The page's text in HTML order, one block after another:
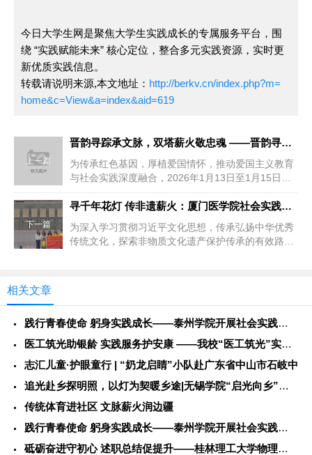
今日大学生网是聚焦大学生实践成长的专属服务平台，围
绕 “实践赋能未来” 核心定位，整合多元实践资源，实时更
新优质实践信息。
转载请说明来源,本文地址： http://berkv.cn/index.php?m=
home&c=View&a=index&aid=619
上一篇
晋韵寻踪承文脉，双塔薪火敬忠魂 ——晋韵寻踪，双塔薪火实践队
为传承红色基因，厚植爱国情怀，推动爱国主义教育
与社会实践深度融合，2026年1月13日至1月15日，
下一篇
寻千年花灯 传非遗薪火：厦门医学院社会实践队赴泉州探寻非遗花
为深入学习贯彻习近平文化思想，传承弘扬中华优秀
传统文化，探索非物质文化遗产保护传承的有效路
相关文章
践行青春使命 躬身实践成长——泰州学院开展社会实践服务活动
医工筑光助银龄 实践服务护安康 ——我校“医工筑光”实践团开
志汇儿童·护眼童行 | “奶龙启睛”小队赴广东省中山市石岐中
追光赴乡探明照，以灯为契暖乡途|无锡学院“启光向乡”社会实践
传统体育进社区 文脉薪火润边疆
践行青春使命 躬身实践成长——泰州学院开展社会实践服务活动
砥砺奋进守初心 述职总结促提升——桂林理工大学物理与电子信息